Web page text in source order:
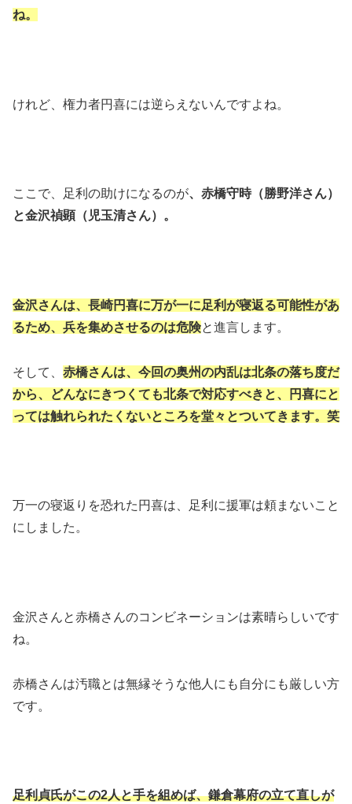
ね。
けれど、権力者円喜には逆らえないんですよね。
ここで、足利の助けになるのが、赤橋守時（勝野洋さん）
と金沢禎顕（児玉清さん）。
金沢さんは、長崎円喜に万が一に足利が寝返る可能性があ
るため、兵を集めさせるのは危険と進言します。
そして、 赤橋さんは、今回の奥州の内乱は北条の落ち度だ
から、どんなにきつくても北条で対応すべきと、円喜にと
っては触れられたくないところを堂々とついてきます。笑
万一の寝返りを恐れた円喜は、足利に援軍は頼まないこと
にしました。
金沢さんと赤橋さんのコンビネーションは素晴らしいです
ね。
赤橋さんは汚職とは無縁そうな他人にも自分にも厳しい方
です。
足利貞氏がこの2人と手を組めば、鎌倉幕府の立て直しが